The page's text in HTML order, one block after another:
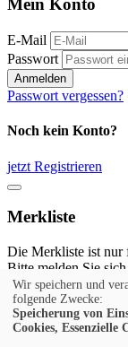
Mein Konto
E-Mail
Passwort
Anmelden
Passwort vergessen?
Noch kein Konto?
jetzt Registrieren
Merkliste
Die Merkliste ist nur
Bitte melden Sie sich
Anmelden
Noch kein Konto?
Wir speichern und
folgende Zwecke:
Speicherung von
Cookies, Essenzielle